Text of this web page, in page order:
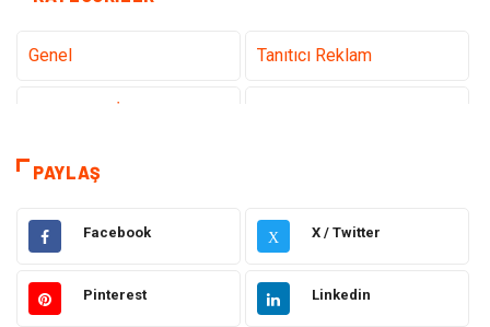
Genel Tanıtıcı Reklam
Hizmet
Hukuk Emlak
Otomotiv Sağlıklı Yaşam
PAYLAŞ
Facebook X X / Twitter
Pinterest Linkedin